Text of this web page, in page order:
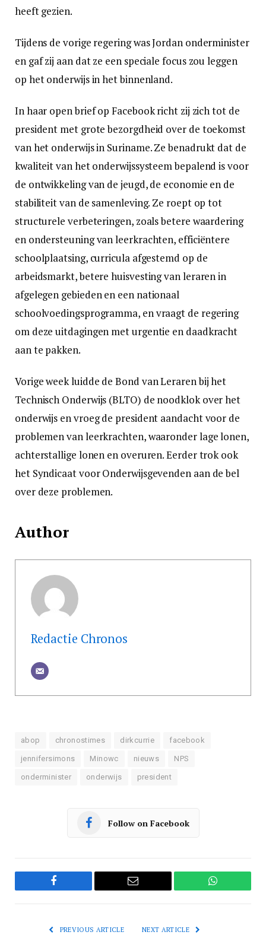
heeft gezien.
Tijdens de vorige regering was Jordan onderminister
en gaf zij aan dat ze een speciale focus zou leggen
op het onderwijs in het binnenland.
In haar open brief op Facebook richt zij zich tot de
president met grote bezorgdheid over de toekomst
van het onderwijs in Suriname. Ze benadrukt dat de
kwaliteit van het onderwijssysteem bepalend is voor
de ontwikkeling van de jeugd, de economie en de
stabiliteit van de samenleving. Ze roept op tot
structurele verbeteringen, zoals betere waardering
en ondersteuning van leerkrachten, efficiëntere
schoolplaatsing, curricula afgestemd op de
arbeidsmarkt, betere huisvesting van leraren in
afgelegen gebieden en een nationaal
schoolvoedingsprogramma, en vraagt de regering
om deze uitdagingen met urgentie en daadkracht
aan te pakken.
Vorige week luidde de Bond van Leraren bij het
Technisch Onderwijs (BLTO) de noodklok over het
onderwijs en vroeg de president aandacht voor de
problemen van leerkrachten, waaronder lage lonen,
achterstallige lonen en overuren. Eerder trok ook
het Syndicaat voor Onderwijsgevenden aan de bel
over deze problemen.
Author
Redactie Chronos
abop chronostimes dirkcurrie facebook
jennifersimons Minowc nieuws NPS
onderminister onderwijs president
Follow on Facebook
Facebook Email WhatsApp
PREVIOUS ARTICLE NEXT ARTICLE